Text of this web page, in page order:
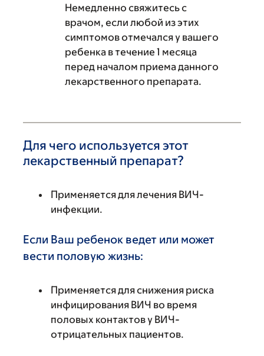
Немедленно свяжитесь с
врачом, если любой из этих
симптомов отмечался у вашего
ребенка в течение 1 месяца
перед началом приема данного
лекарственного препарата.
Для чего используется этот
лекарственный препарат?
Применяется для лечения ВИЧ-
инфекции.
Если Ваш ребенок ведет или может
вести половую жизнь:
Применяется для снижения риска
инфицирования ВИЧ во время
половых контактов у ВИЧ-
отрицательных пациентов.